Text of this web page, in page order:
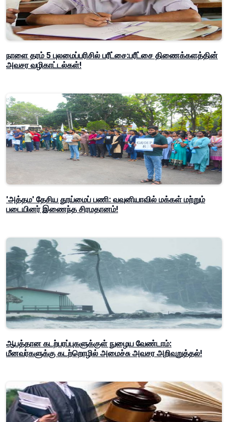
நாளை தரம் 5 புலமைப்பரிசில் பரீட்சை:பரீட்சை திணைக்களத்தின்
அவசர வழிகாட்டல்கள்!
'அத்தம' தேசிய தூய்மைப் பணி: வவுனியாவில் மக்கள் மற்றும்
படையினர் இணைந்த சிரமதானம்!
ஆபத்தான கடற்பரப்புகளுக்குள் நுழைய வேண்டாம்:
மீனவர்களுக்கு கடற்றொழில் அமைச்சு அவசர அறிவுறுத்தல்!